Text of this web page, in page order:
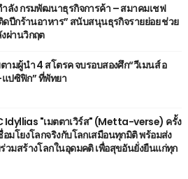
ลัง กรมพัฒนาธุรกิจการค้า – สมาคมเชฟ
ดปีกร้านอาหาร” สนับสนุนธุรกิจรายย่อย ช่วย
ผ่านวิกฤต
ามผู้นำ 4 สโตรค จบรอบสองศึก“วีเมนส์ อ
-แปซิฟิก” ที่พัทยา
Idyllias "เมตตาเวิร์ส" (Metta-verse) ครั้ง
มโยงโลกจริงกับโลกเสมือนทุกมิติ พร้อมส่ง
วมสร้างโลกในอุดมคติ เพื่อสุขอันยั่งยืนแก่ทุก